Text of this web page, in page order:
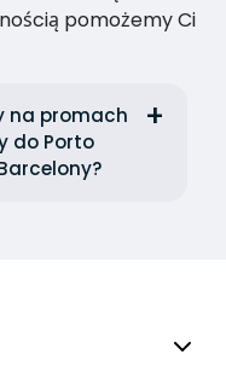
pomożemy Ci
na promach
do Porto